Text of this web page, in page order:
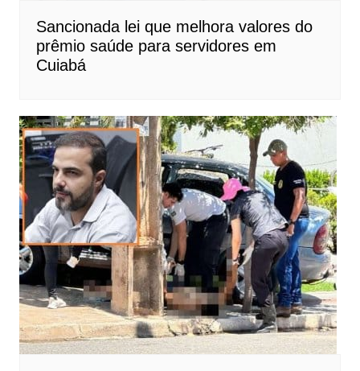
Sancionada lei que melhora valores do
prêmio saúde para servidores em
Cuiabá